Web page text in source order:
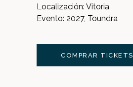
Localización: Vitoria
Evento: 2027, Toundra
COMPRAR TICKETS